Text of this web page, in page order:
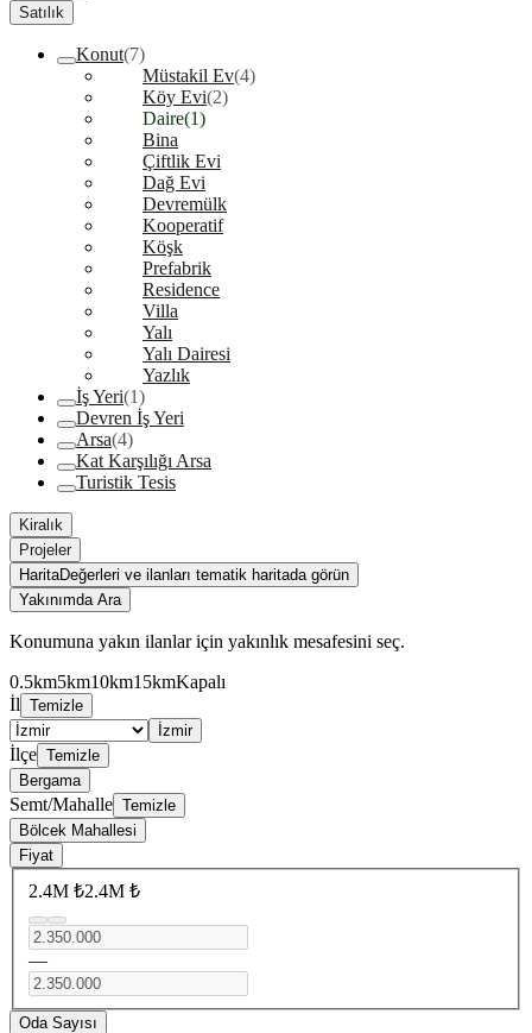
Satılık
Konut(7)
Müstakil Ev(4)
Köy Evi(2)
Daire(1)
Bina
Çiftlik Evi
Dağ Evi
Devremülk
Kooperatif
Köşk
Prefabrik
Residence
Villa
Yalı
Yalı Dairesi
Yazlık
İş Yeri(1)
Devren İş Yeri
Arsa(4)
Kat Karşılığı Arsa
Turistik Tesis
Kiralık
Projeler
HaritaDeğerleri ve ilanları tematik haritada görün
Yakınımda Ara
Konumuna yakın ilanlar için yakınlık mesafesini seç.
0.5km5km10km15kmKapalı
İl Temizle
İzmir
İlçe Temizle
Bergama
Semt/Mahalle Temizle
Bölcek Mahallesi
Fiyat
2.4M ₺2.4M ₺
—
Oda Sayısı